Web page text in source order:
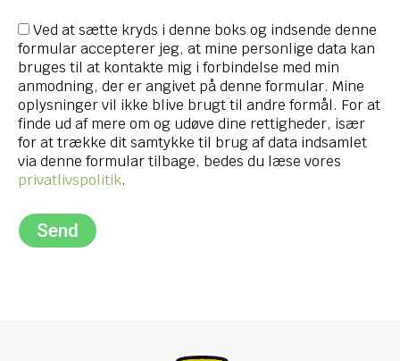
Ved at sætte kryds i denne boks og indsende denne
formular accepterer jeg, at mine personlige data kan
bruges til at kontakte mig i forbindelse med min
anmodning, der er angivet på denne formular. Mine
oplysninger vil ikke blive brugt til andre formål. For at
finde ud af mere om og udøve dine rettigheder, især
for at trække dit samtykke til brug af data indsamlet
via denne formular tilbage, bedes du læse vores
privatlivspolitik.
Send